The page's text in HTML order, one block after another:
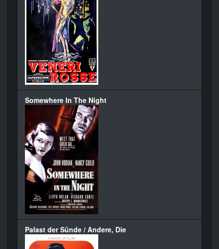
Somewhere In The Night
Palast der Sünde / Andere, Die